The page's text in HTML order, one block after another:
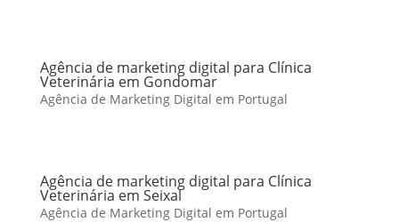
Agência de marketing digital para Clínica
Veterinária em Gondomar
Agência de Marketing Digital em Portugal
Agência de marketing digital para Clínica
Veterinária em Seixal
Agência de Marketing Digital em Portugal